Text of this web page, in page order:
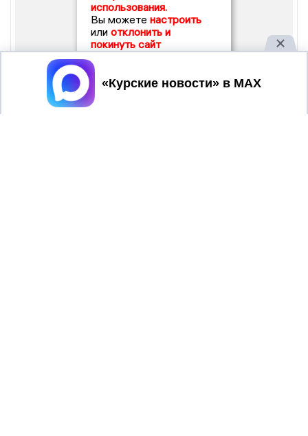
использования.
Вы можете настроить
или отклонить и
покинуть сайт
Принять